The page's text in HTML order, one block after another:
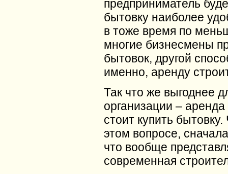
предприниматель
бытовку наиболее
в тоже время по
многие бизнесмены
бытовок, другой
именно, аренду
Так что же выгоднее
организации –
стоит купить
этом вопросе,
что вообще
современная